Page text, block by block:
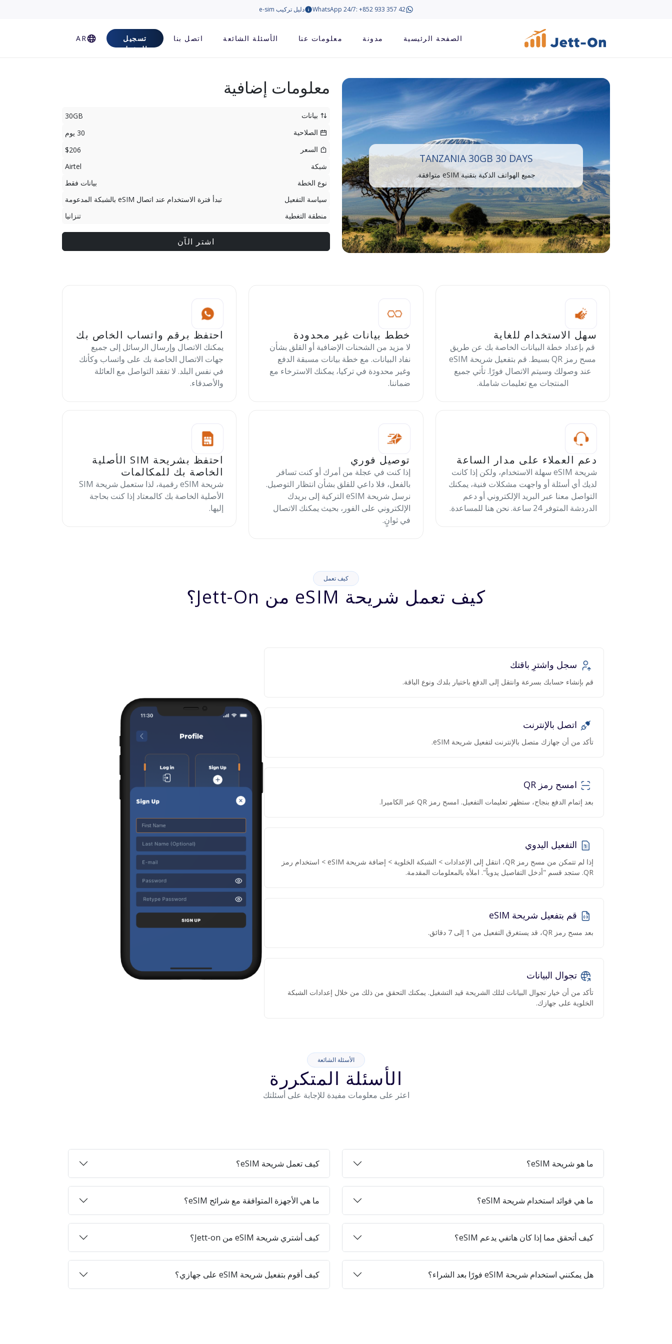
WhatsApp 24/7: +852 933 357 42 دليل تركيب e-sim
الصفحة الرئيسية مدونة معلومات عنا الأسئلة الشائعة اتصل بنا
تسجيل
الدخول
AR
TANZANIA 30GB 30 DAYS
جميع الهواتف الذكية بتقنية eSIM متوافقة.
معلومات إضافية
بيانات
30GB
الصلاحية
30 يوم
السعر
$206
شبكة
Airtel
نوع الخطة
بيانات فقط
سياسة التفعيل
تبدأ فترة الاستخدام عند اتصال eSIM بالشبكة المدعومة
منطقة التغطية
تنزانيا
اشتر الآن
سهل الاستخدام للغاية
قم بإعداد خطة البيانات الخاصة بك عن طريق
مسح رمز QR بسيط. قم بتفعيل شريحة eSIM
عند وصولك وسيتم الاتصال فورًا. تأتي جميع
المنتجات مع تعليمات شاملة.
خطط بيانات غير محدودة
لا مزيد من الشحنات الإضافية أو القلق بشأن
نفاد البيانات. مع خطة بيانات مسبقة الدفع
وغير محدودة في تركيا، يمكنك الاسترخاء مع
ضماننا.
احتفظ برقم واتساب الخاص بك
يمكنك الاتصال وإرسال الرسائل إلى جميع
جهات الاتصال الخاصة بك على واتساب وكأنك
في نفس البلد. لا تفقد التواصل مع العائلة
والأصدقاء.
دعم العملاء على مدار الساعة
شريحة eSIM سهلة الاستخدام، ولكن إذا كانت
لديك أي أسئلة أو واجهت مشكلات فنية، يمكنك
التواصل معنا عبر البريد الإلكتروني أو دعم
الدردشة المتوفر 24 ساعة. نحن هنا للمساعدة.
توصيل فوري
إذا كنت في عجلة من أمرك أو كنت تسافر
بالفعل، فلا داعي للقلق بشأن انتظار التوصيل.
نرسل شريحة eSIM التركية إلى بريدك
الإلكتروني على الفور، بحيث يمكنك الاتصال
في ثوانٍ.
احتفظ بشريحة SIM الأصلية
الخاصة بك للمكالمات
شريحة eSIM رقمية، لذا ستعمل شريحة SIM
الأصلية الخاصة بك كالمعتاد إذا كنت بحاجة
إليها.
كيف تعمل
كيف تعمل شريحة eSIM من Jett-On؟
سجل واشترِ باقتك
قم بإنشاء حسابك بسرعة وانتقل إلى الدفع باختيار بلدك ونوع الباقة.
اتصل بالإنترنت
تأكد من أن جهازك متصل بالإنترنت لتفعيل شريحة eSIM.
امسح رمز QR
بعد إتمام الدفع بنجاح، ستظهر تعليمات التفعيل. امسح رمز QR عبر الكاميرا.
التفعيل اليدوي
إذا لم تتمكن من مسح رمز QR، انتقل إلى الإعدادات > الشبكة الخلوية > إضافة شريحة eSIM > استخدام رمز
QR. ستجد قسم "أدخل التفاصيل يدوياً". املأه بالمعلومات المقدمة.
قم بتفعيل شريحة eSIM
بعد مسح رمز QR، قد يستغرق التفعيل من 1 إلى 7 دقائق.
تجوال البيانات
تأكد من أن خيار تجوال البيانات لتلك الشريحة قيد التشغيل. يمكنك التحقق من ذلك من خلال إعدادات الشبكة
الخلوية على جهازك.
الأسئلة الشائعة
الأسئلة المتكررة
اعثر على معلومات مفيدة للإجابة على أسئلتك
ما هو شريحة eSIM؟ كيف تعمل شريحة eSIM؟
ما هي فوائد استخدام شريحة eSIM؟ ما هي الأجهزة المتوافقة مع شرائح eSIM؟
كيف أتحقق مما إذا كان هاتفي يدعم eSIM؟ كيف أشتري شريحة eSIM من Jett-on؟
هل يمكنني استخدام شريحة eSIM فورًا بعد الشراء؟ كيف أقوم بتفعيل شريحة eSIM على جهازي؟